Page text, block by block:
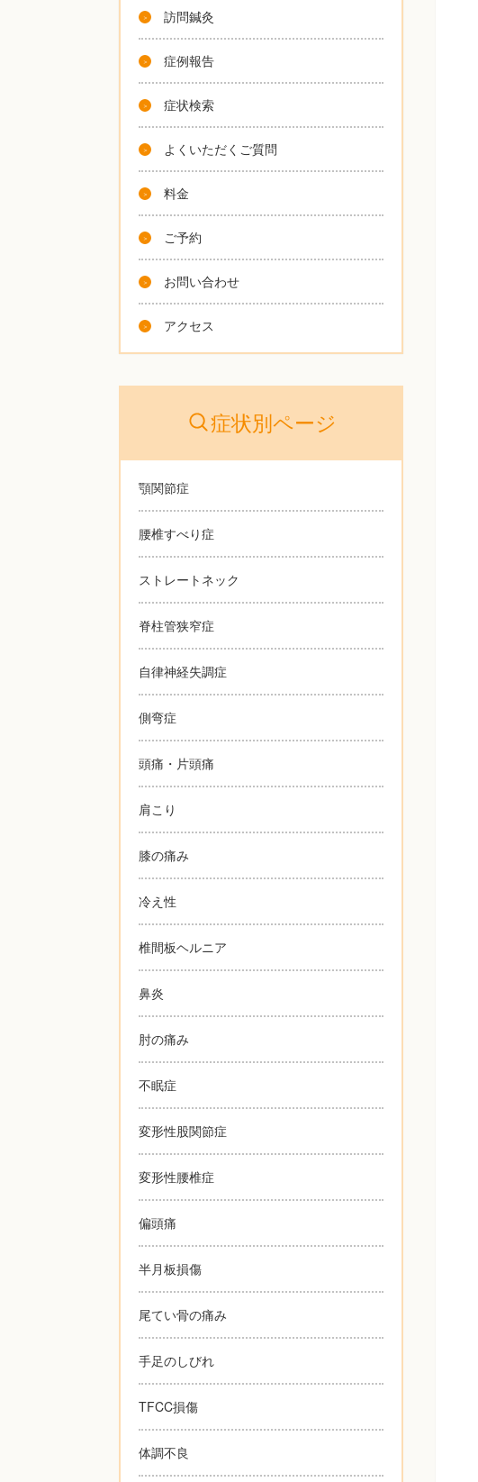
訪問鍼灸
症例報告
症状検索
よくいただくご質問
料金
ご予約
お問い合わせ
アクセス
症状別ページ
顎関節症
腰椎すべり症
ストレートネック
脊柱管狭窄症
自律神経失調症
側弯症
頭痛・片頭痛
肩こり
膝の痛み
冷え性
椎間板ヘルニア
鼻炎
肘の痛み
不眠症
変形性股関節症
変形性腰椎症
偏頭痛
半月板損傷
尾てい骨の痛み
手足のしびれ
TFCC損傷
体調不良